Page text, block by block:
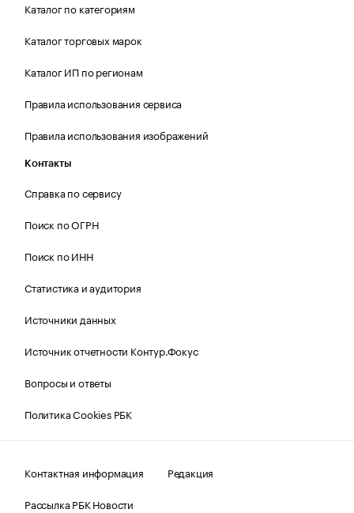
Каталог по категориям
Каталог торговых марок
Каталог ИП по регионам
Правила использования сервиса
Правила использования изображений
Контакты
Справка по сервису
Поиск по ОГРН
Поиск по ИНН
Статистика и аудитория
Источники данных
Источник отчетности Контур.Фокус
Вопросы и ответы
Политика Cookies РБК
Контактная информация
Редакция
Рассылка РБК Новости